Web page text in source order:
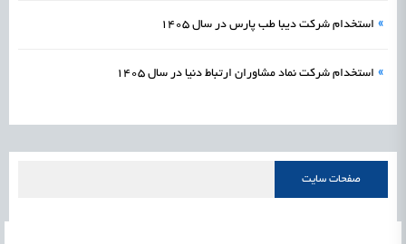
» استخدام شرکت دیبا طب پارس در سال 1405
» استخدام شركت نماد مشاوران ارتباط دنيا در سال 1405
صفحات سایت